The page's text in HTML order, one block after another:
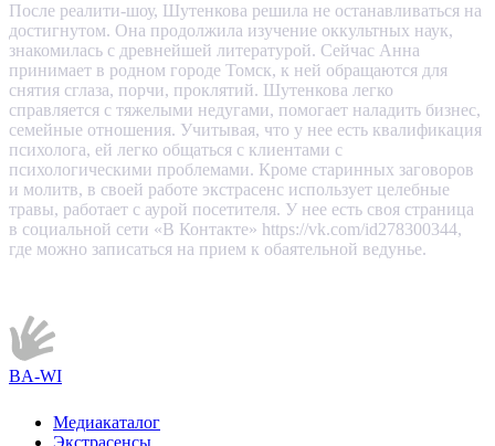
После реалити-шоу, Шутенкова решила не останавливаться на
достигнутом. Она продолжила изучение оккультных наук,
знакомилась с древнейшей литературой. Сейчас Анна
принимает в родном городе Томск, к ней обращаются для
снятия сглаза, порчи, проклятий. Шутенкова легко
справляется с тяжелыми недугами, помогает наладить бизнес,
семейные отношения. Учитывая, что у нее есть квалификация
психолога, ей легко общаться с клиентами с
психологическими проблемами. Кроме старинных заговоров
и молитв, в своей работе экстрасенс использует целебные
травы, работает с аурой посетителя. У нее есть своя страница
в социальной сети «В Контакте» https://vk.com/id278300344,
где можно записаться на прием к обаятельной ведунье.
BA-WI
Медиакаталог